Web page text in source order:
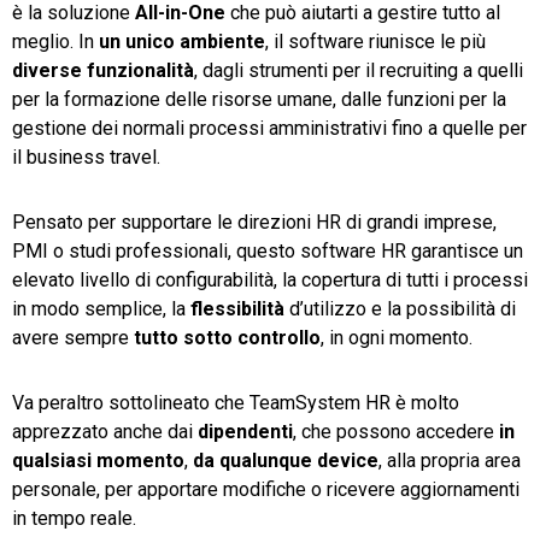
è la soluzione All-in-One che può aiutarti a gestire tutto al
meglio. In un unico ambiente, il software riunisce le più
diverse funzionalità, dagli strumenti per il recruiting a quelli
per la formazione delle risorse umane, dalle funzioni per la
gestione dei normali processi amministrativi fino a quelle per
il business travel.
Pensato per supportare le direzioni HR di grandi imprese,
PMI o studi professionali, questo software HR garantisce un
elevato livello di configurabilità, la copertura di tutti i processi
in modo semplice, la flessibilità d’utilizzo e la possibilità di
avere sempre tutto sotto controllo, in ogni momento.
Va peraltro sottolineato che TeamSystem HR è molto
apprezzato anche dai dipendenti, che possono accedere in
qualsiasi momento, da qualunque device, alla propria area
personale, per apportare modifiche o ricevere aggiornamenti
in tempo reale.